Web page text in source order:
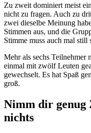
Zu zweit dominiert meist
nicht zu fragen. Auch zu
zwei dieselbe Meinung
Stimmen aus, und die
Stimme muss auch mal still
Mehr als sechs Teilnehmer
einmal mit zwölf Leuten
gewechselt. Es hat Spaß
groß.
Nimm dir genug
nichts